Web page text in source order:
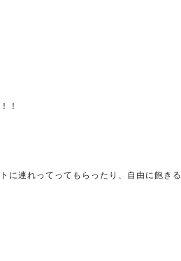
！
に連れってってもらったり、自由に飽き